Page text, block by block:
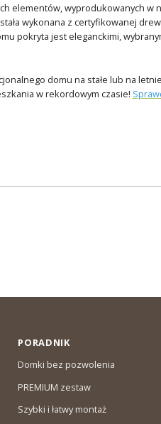
elementów, wyprodukowanych w
wykonana z certyfikowanej
pokryta jest eleganckimi,
domu na stałe lub na
w rekordowym czasie!
PORADNIK
Domki bez pozwolenia
PREMIUM zestaw
Szybki i łatwy montaż